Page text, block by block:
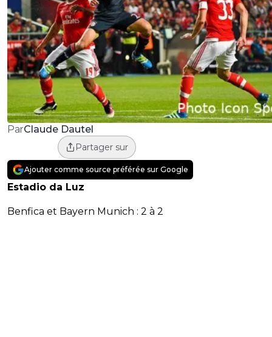
ParClaude Dautel
Partager sur
Ajouter comme source préférée sur Google
Estadio da Luz
Benfica et Bayern Munich : 2 à 2